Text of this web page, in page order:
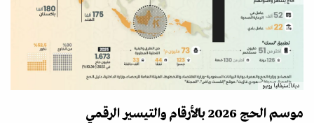
ديانا إستيفانيا روبيو
موسم الحج 2026 بالأرقام والتيسير الرقمي